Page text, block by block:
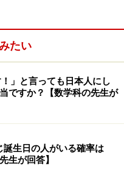
10年度は大問2題と小問
し、総合的な実力を高
、3分野よりまんべんな
格には8割近い得点が
要チェック。理科も4分
観察を踏まえた問題が
解答が中心。
たい
」と言っても日本人にし
ですか？【数学科の先生が
誕生日の人がいる確率は
生が回答】